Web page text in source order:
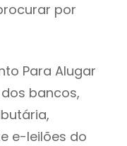
por
Para Alugar
bancos,
e-leilões do